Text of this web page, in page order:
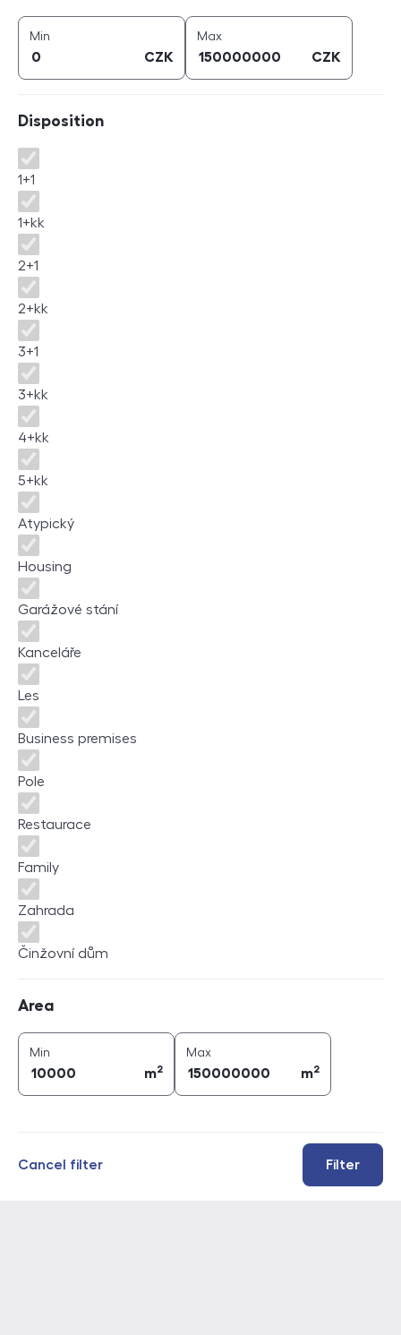
Min
CZK
Maxprice (
CZK
Disposition
Disposition
1+1
1+kk
2+1
2+kk
3+1
3+kk
4+kk
5+kk
Atypický
Housing
Garážové stání
Kanceláře
Les
Business premises
Pole
Restaurace
Family
Zahrada
Činžovní dům
Area
Min
m2
Maxarea (
m2
Filter
Cancel filter